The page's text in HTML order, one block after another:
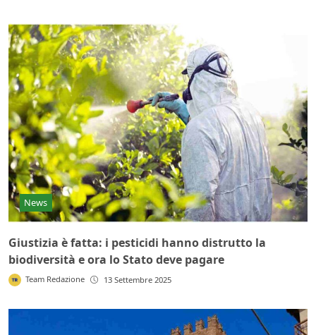
News
Giustizia è fatta: i pesticidi hanno distrutto la
biodiversità e ora lo Stato deve pagare
Team Redazione 13 Settembre 2025